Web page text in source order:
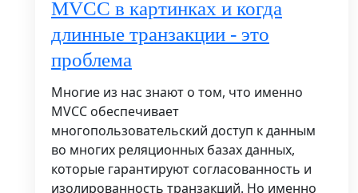
MVCC в картинках и когда
длинные транзакции - это
проблема
Многие из нас знают о том, что именно
MVCC обеспечивает
многопользовательский доступ к данным
во многих реляционных базах данных,
которые гарантируют согласованность и
изолированность транзакций. Но именно